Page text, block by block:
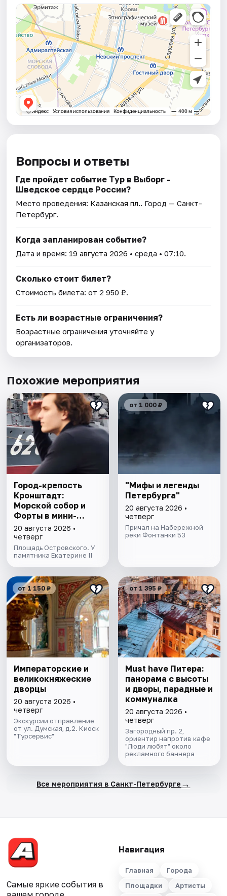
Вопросы и ответы
Где пройдет событие Тур в Выборг -
Шведское сердце России?
Место проведения: Казанская пл.. Город — Санкт-
Петербург.
Когда запланирован событие?
Дата и время: 19 августа 2026 • среда • 07:10.
Сколько стоит билет?
Стоимость билета: от 2 950 ₽.
Есть ли возрастные ограничения?
Возрастные ограничения уточняйте у
организаторов.
Похожие мероприятия
Город-крепость
Кронштадт:
Морской собор и
Форты в мини-
группе
20 августа 2026 •
четверг
Площадь Островского. У
памятника Екатерине II
от 1 000 ₽
"Мифы и легенды
Петербурга"
20 августа 2026 •
четверг
Причал на Набережной
реки Фонтанки 53
от 1 150 ₽
Императорские и
великокняжеские
дворцы
20 августа 2026 •
четверг
Экскурсии отправление
от ул. Думская, д.2. Киоск
"Турсервис"
от 1 395 ₽
Must have Питера:
панорама с высоты
и дворы, парадные и
коммуналка
20 августа 2026 •
четверг
Загородный пр. 2,
ориентир напротив кафе
"Люди любят" около
рекламного баннера
Все мероприятия в Санкт-Петербурге →
Самые яркие события в
Навигация
Главная
Города
Площадки
Артисты